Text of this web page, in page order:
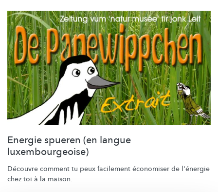
Energie spueren (en langue
luxembourgeoise)
Découvre comment tu peux facilement économiser de l'énergie
chez toi à la maison.